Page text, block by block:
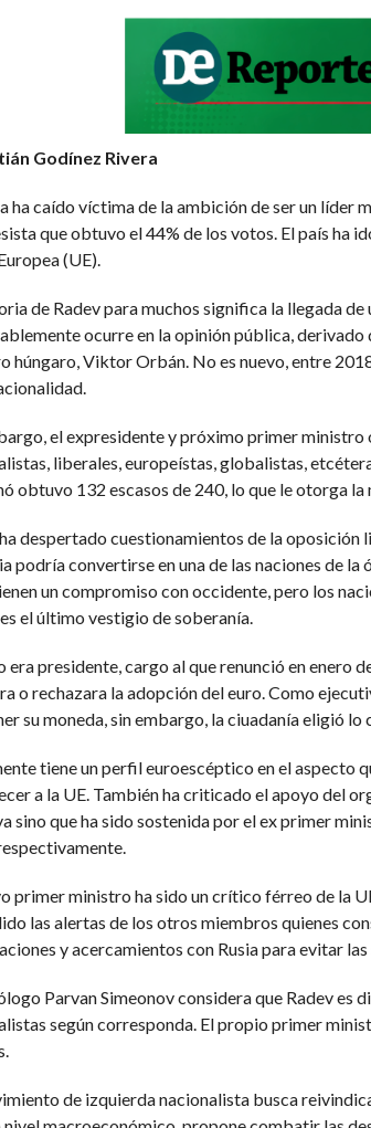
Godínez Rivera
ha caído víctima de la ambición de ser un líder
que obtuvo el 44% de los votos. El país ha
(UE).
de Radev para muchos significa la llegada
ocurre en la opinión pública,
húngaro, Viktor Orbán. No es nuevo, entre
el expresidente y próximo primer
liberales, europeístas, globalistas,
obtuvo 132 escasos de 240, lo que le otorga
despertado cuestionamientos de la oposición
podría convertirse en una de las naciones de
un compromiso con occidente, pero los
el último vestigio de soberanía.
era presidente, cargo al que renunció en
o rechazara la adopción del euro. Como
su moneda, sin embargo, la ciuadanía eligió
tiene un perfil euroescéptico en el aspecto
a la UE. También ha criticado el apoyo del
sino que ha sido sostenida por el ex primer
primer ministro ha sido un crítico férreo de la
las alertas de los otros miembros quienes
y acercamientos con Rusia para evitar
Parvan Simeonov considera que Radev es
según corresponda. El propio primer
de izquierda nacionalista busca